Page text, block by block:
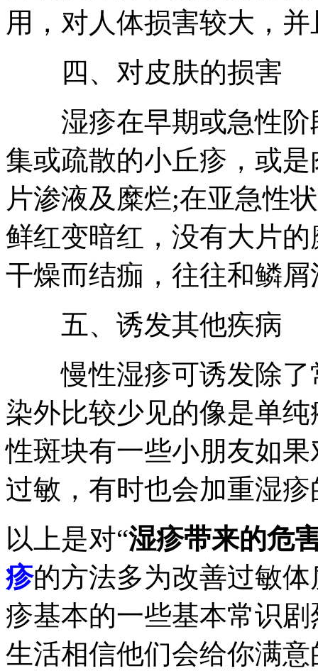
用，对人体损害较大，
四、对皮肤的损害
湿疹在早期或急性阶
集或疏散的小丘疹，或
片渗液及糜烂;在亚急性
鲜红变暗红，没有大片
干燥而结痂，往往和鳞
五、诱发其他疾病
慢性湿疹可诱发除了
染外比较少见的像是单
性斑块有一些小朋友如
过敏，有时也会加重湿
以上是对“湿疹带来的危
疹的方法多为改善过敏
疹基本的一些基本常识
生活相信他们会给你满